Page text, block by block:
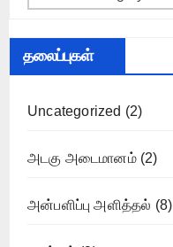
தலைப்புகள்
Uncategorized (2)
அடகு அடைமானம்(2)
அன்பளிப்பு அளித்தல் (8)